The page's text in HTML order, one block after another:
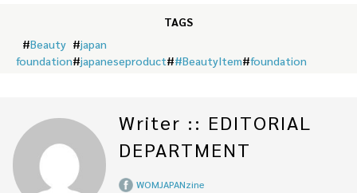
TAGS
#Beauty #japan
foundation#japaneseproduct##BeautyItem#foundation
Writer :: EDITORIAL
DEPARTMENT
WOMJAPANzine